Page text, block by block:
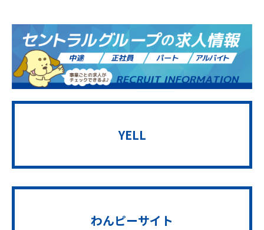
YELL
わんピーサイト